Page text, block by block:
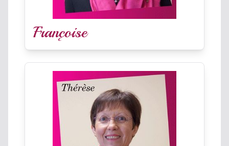
Françoise